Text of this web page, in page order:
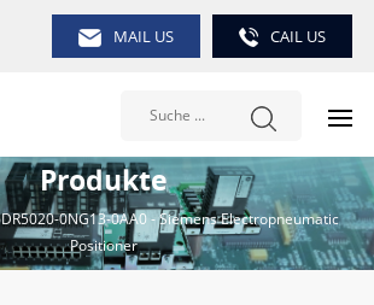
MAIL US CAIL US
Produkte
0NG13-0AA0 - Siemens Electropneumatic
Positioner